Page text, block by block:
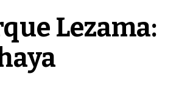
Lezama: